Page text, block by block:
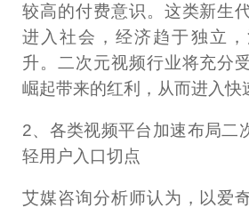
较高的付费意识。这类新生
进入社会，经济趋于独立
升。二次元视频行业将充分
崛起带来的红利，从而进入快
2、各类视频平台加速布局二
轻用户入口切点
艾媒咨询分析师认为，以爱